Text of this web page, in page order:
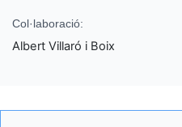
Col·laboració:
Albert Villaró i Boix